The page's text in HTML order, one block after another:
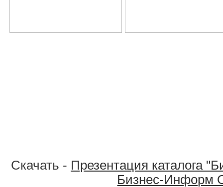
Скачать - Презентация каталога
Бизнес-Информ